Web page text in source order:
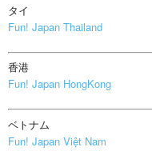
タイ
Fun! Japan Thailand
香港
Fun! Japan HongKong
ベトナム
Fun! Japan Việt Nam